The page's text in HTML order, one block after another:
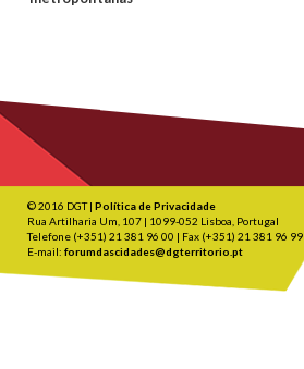
© 2016 DGT |Política de Privacidade
Rua Artilharia Um, 107 | 1099-052 Lisboa, Portugal
Telefone (+351) 21 381 96 00 | Fax (+351) 21 381 96 99
E-mail:forumdascidades@dgterritorio.pt